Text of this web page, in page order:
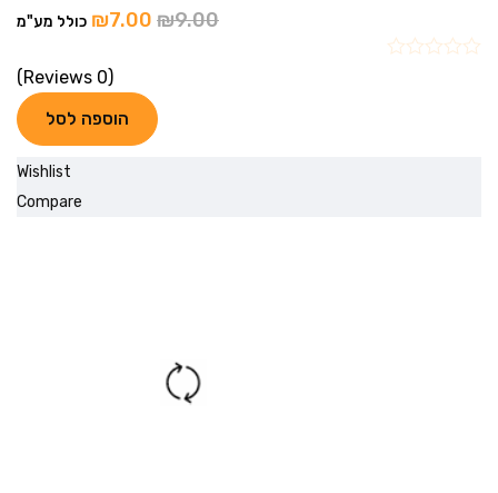
₪9.00
₪7.00 כולל מע"מ
(0 Reviews)
הוספה לסל
Wishlist
Compare